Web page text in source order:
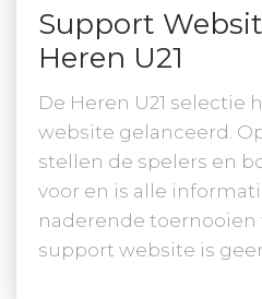
Support
Heren U21
De Heren U21 selectie
website gelanceerd.
stellen de spelers en
voor en is alle
naderende toernooien
support website is